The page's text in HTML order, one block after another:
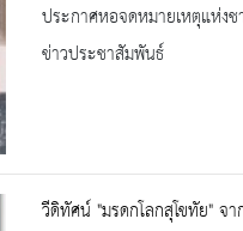
ประกาศหอจดหมายเหตุแห่ง
ข่าวประชาสัมพันธ์
วีดิทัศน์ "มรดกโลกสุโขทัย" จ